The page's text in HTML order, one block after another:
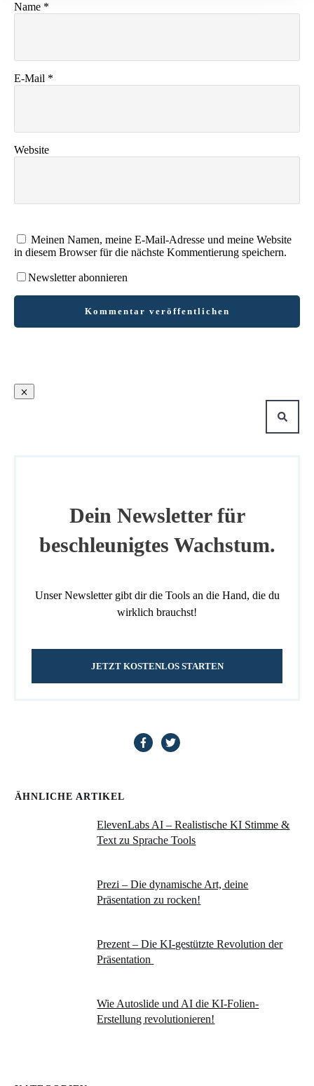
Name *
E-Mail *
Website
Meinen Namen, meine E-Mail-Adresse und meine Website
in diesem Browser für die nächste Kommentierung speichern.
Newsletter abonnieren
Kommentar veröffentlichen
Dein Newsletter für
beschleunigtes Wachstum.
Unser Newsletter gibt dir die Tools an die Hand, die du
wirklich brauchst!
JETZT KOSTENLOS STARTEN
ÄHNLICHE ARTIKEL
ElevenLabs AI – Realistische KI Stimme &
Text zu Sprache Tools
Prezi – Die dynamische Art, deine
Präsentation zu rocken!
Prezent – Die KI-gestützte Revolution der
Präsentation
Wie Autoslide und AI die KI-Folien-
Erstellung revolutionieren!